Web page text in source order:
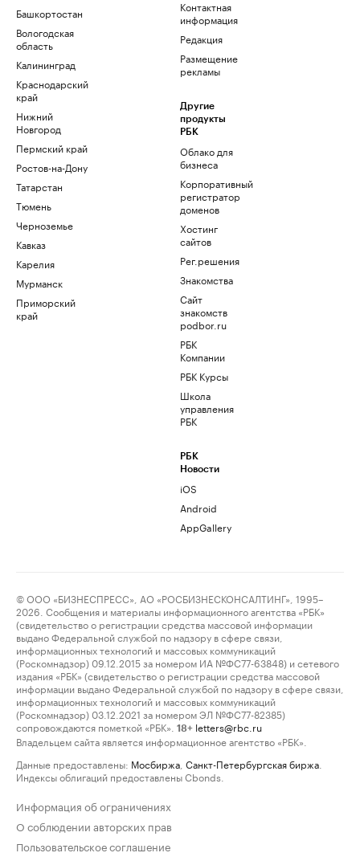
Башкортостан
Вологодская
область
Калининград
Краснодарский
край
Нижний
Новгород
Пермский край
Ростов-на-Дону
Татарстан
Тюмень
Черноземье
Кавказ
Карелия
Мурманск
Приморский
край
Контактная
информация
Редакция
Размещение
рекламы
Другие
продукты
РБК
Облако для
бизнеса
Корпоративный
регистратор
доменов
Хостинг
сайтов
Рег.решения
Знакомства
Сайт
знакомств
podbor.ru
РБК
Компании
РБК Курсы
Школа
управления
РБК
РБК
Новости
iOS
Android
AppGallery
© ООО «БИЗНЕСПРЕСС», АО «РОСБИЗНЕСКОНСАЛТИНГ», 1995–
2026. Сообщения и материалы информационного агентства «РБК»
(свидетельство о регистрации средства массовой информации
выдано Федеральной службой по надзору в сфере связи,
информационных технологий и массовых коммуникаций
(Роскомнадзор) 09.12.2015 за номером ИА №ФС77-63848) и сетевого
издания «РБК» (свидетельство о регистрации средства массовой
информации выдано Федеральной службой по надзору в сфере связи,
информационных технологий и массовых коммуникаций
(Роскомнадзор) 03.12.2021 за номером ЭЛ №ФС77-82385)
сопровождаются пометкой «РБК».
18+ letters@rbc.ru
Владельцем сайта является информационное агентство «РБК».
Данные предоставлены: Мосбиржа Санкт-Петербургская биржа
Индексы облигаций предоставлены Cbonds.
Информация об ограничениях
О соблюдении авторских прав
Пользовательское соглашение